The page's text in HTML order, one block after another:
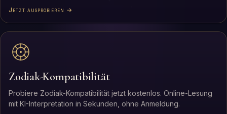
Jetzt ausprobieren →
Zodiak-Kompatibilität
Probiere Zodiak-Kompatibilität jetzt kostenlos. Online-Lesung
mit KI-Interpretation in Sekunden, ohne Anmeldung.